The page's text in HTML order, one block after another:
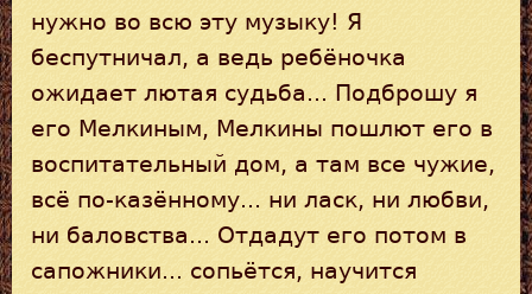
нужно во всю эту музыку! Я
беспутничал, а ведь ребёночка
ожидает лютая судьба... Подброшу я
его Мелкиным, Мелкины пошлют его в
воспитательный дом, а там все чужие,
всё по-казённому... ни ласк, ни любви,
ни баловства... Отдадут его потом в
сапожники... сопьётся, научится